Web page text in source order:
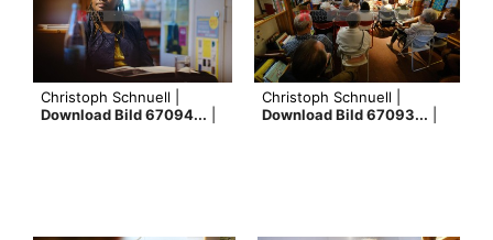
Christoph Schnuell |
Download Bild 67094...
Christoph Schnuell |
Download Bild 67093...